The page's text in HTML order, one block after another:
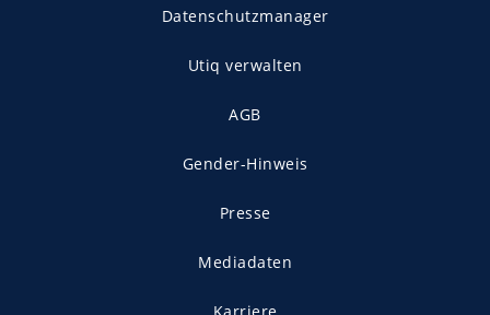
Datenschutzmanager
Utiq verwalten
AGB
Gender-Hinweis
Presse
Mediadaten